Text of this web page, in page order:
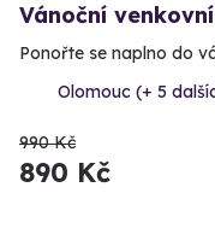
Vánoční
Ponořte se naplno do
Olomouc (+ 5
990 Kč
890 Kč